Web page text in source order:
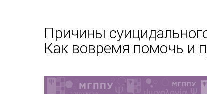
Причины
Как вовремя помочь и